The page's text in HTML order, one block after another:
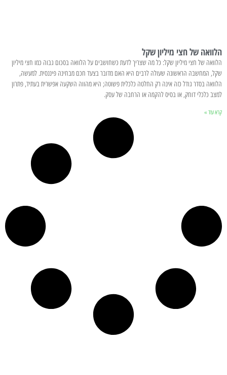
הלוואה של חצי מיליון שקל
הלוואה של חצי מיליון שקל: כל מה שצריך לדעת כשחושבים על הלוואה בסכום גבוה כמו חצי מיליון
שקל, המחשבה הראשונה שעולה לרבים היא האם מדובר בצעד חכם מבחינה פיננסית. למעשה,
הלוואה בסדר גודל כזה אינה רק החלטה כלכלית פשוטה; היא מהווה השקעה אפשרית בעתיד, פתרון
למצב כלכלי דוחק, או בסיס להקמה או הרחבה של עסק.
קרא עוד »